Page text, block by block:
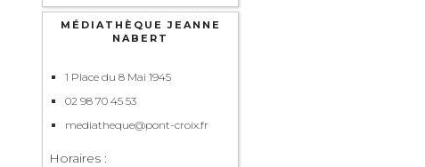
MÉDIATHÈQUE JEANNE
NABERT
1 Place du 8 Mai 1945
02 98 70 45 53
mediatheque@pont-croix.fr
Horaires :